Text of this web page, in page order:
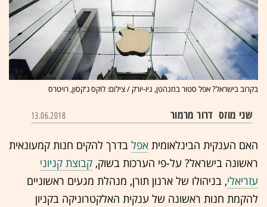
בקרוב בישראל? אפל סטור במנהטן, ניו-יורק / צילום: לוקס ג'קסון, רויטרס
שני מוזס דרור מרמור 13.06.2018
האם הענקית הבינלאומית אפל בדרך להקים חנות קמעונאית
ראשונה בישראל? על-פי הערכות בשוק, קבוצת קניוני
עזריאלי, בניהולו של ארנון תורן, מנהלת מגעים ראשוניים
להקמת חנות ראשונה של ענקית האלקטרוניקה בקניון